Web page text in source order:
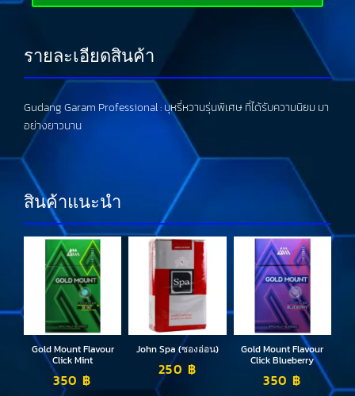
รายละเอียดสินค้า
Gudang Garam Professional : บุหรี่หวานรุ่นพิเศษ ที่ได้รับความนิยม มา
อย่างยาวนาน
สินค้าแนะนำ
Gold Mount Flavour
Click Mint
350 ฿
John Spa (ซองอ่อน)
250 ฿
Gold Mount Flavour
Click Blueberry
350฿